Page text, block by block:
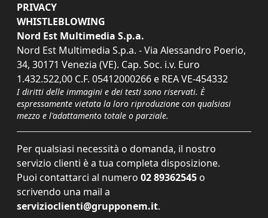
PRIVACY
WHISTLEBLOWING
Nord Est Multimedia S.p.a.
Nord Est Multimedia S.p.a. - Via Alessandro Poerio,
34, 30171 Venezia (VE). Cap. Soc. i.v. Euro
1.432.522,00 C.F. 05412000266 e REA VE-454332
I diritti delle immagini e dei testi sono riservati. È
espressamente vietata la loro riproduzione con qualsiasi
mezzo e l'adattamento totale o parziale.
Per qualsiasi necessità o domanda, il nostro
servizio clienti è a tua completa disposizione.
Puoi contattarci al numero 02 89362545 o
scrivendo una mail a
servizioclienti@grupponem.it.